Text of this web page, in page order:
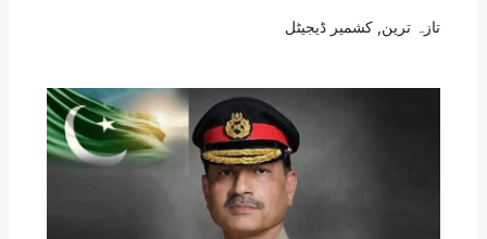
تازہ ترین کشمیر ڈیجیٹل